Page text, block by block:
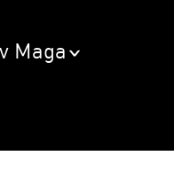
Maga